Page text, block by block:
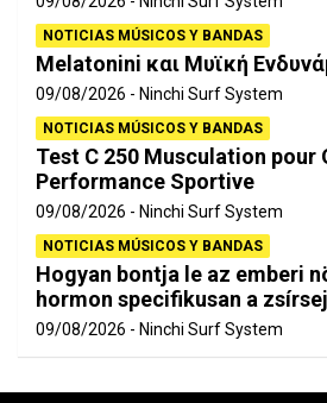
NOTICIAS MÚSICOS Y BANDAS
Melatonini και Μυϊκή
09/08/2026 Ninchi Surf System
NOTICIAS MÚSICOS Y BANDAS
Test C 250 Musculation
Performance Sportive
09/08/2026 Ninchi Surf System
NOTICIAS MÚSICOS Y BANDAS
Hogyan bontja le az emberi
hormon specifikusan a
09/08/2026 Ninchi Surf System